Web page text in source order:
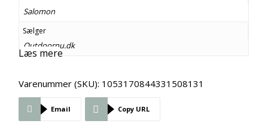
Salomon
Sælger
Outdoornu.dk
Læs mere
Varenummer (SKU): 1053170844331508131
Email Copy URL